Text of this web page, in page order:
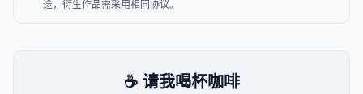
途，衍生作品需采用相同协议。
☕ 请我喝杯咖啡